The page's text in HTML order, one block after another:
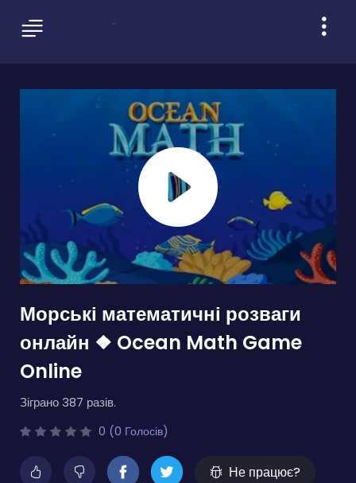
Морські математичні розваги
онлайн ❖ Ocean Math Game
Online
Зіграно 387 разів.
0 (0 Голосів)
Не працює?